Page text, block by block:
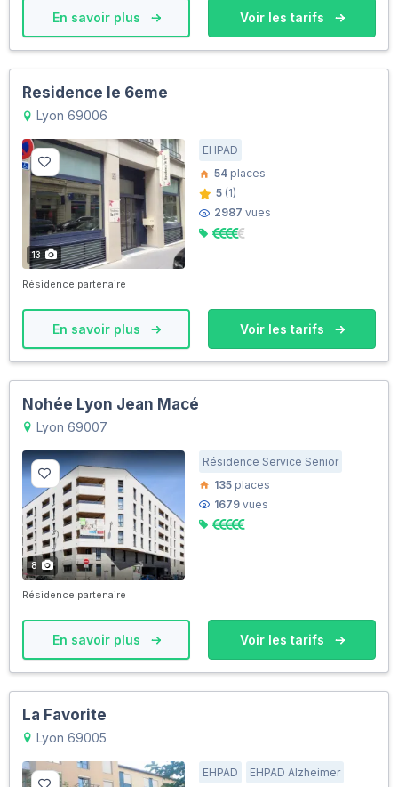
En savoir plus Voir les tarifs
Residence le 6eme
Lyon 69006
13
EHPAD
54 places
5 (1)
2987 vues
Résidence partenaire
En savoir plus Voir les tarifs
Nohée Lyon Jean Macé
Lyon 69007
8
Résidence Service Senior
135 places
1679 vues
Résidence partenaire
En savoir plus Voir les tarifs
La Favorite
Lyon 69005
EHPAD
EHPAD Alzheimer